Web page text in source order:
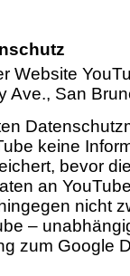
Website
Ave., San
keine
bevor
an
nicht
–
zum Google